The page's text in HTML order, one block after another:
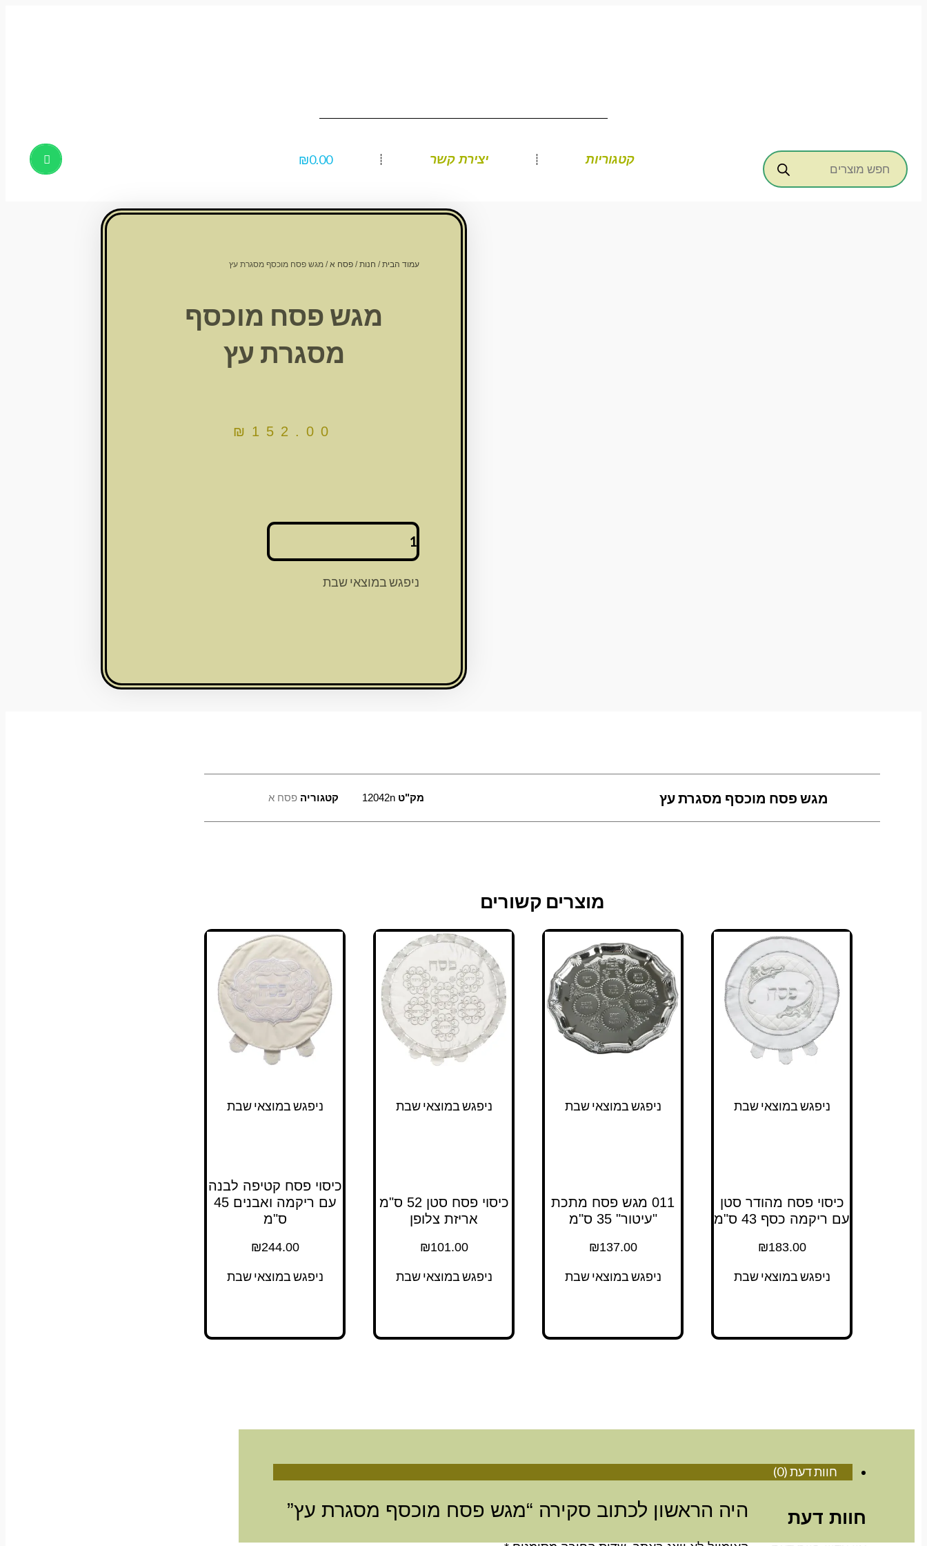
Products
search
קטגוריות יצירת קשר ₪0.00
עמוד הבית/ חנות/ פסח א/ מגש פסח מוכסף מסגרת עץ
מגש פסח מוכסף
מסגרת עץ
₪ 152.00
כמות
של
מגש
פסח
ניפגש במוצאי שבת
מגש פסח מוכסף מסגרת עץ מק"ט 12042n קטגוריה פסח א
מוצרים קשורים
ניפגש במוצאי שבת
כיסוי פסח מהודר סטן
עם ריקמה כסף 43 ס"מ
₪183.00
ניפגש במוצאי שבת
ניפגש במוצאי שבת
011 מגש פסח מתכת
"עיטור" 35 ס"מ
₪137.00
ניפגש במוצאי שבת
ניפגש במוצאי שבת
כיסוי פסח סטן 52 ס"מ
אריזת צלופן
₪101.00
ניפגש במוצאי שבת
ניפגש במוצאי שבת
כיסוי פסח קטיפה לבנה
עם ריקמה ואבנים 45
ס"מ
₪244.00
ניפגש במוצאי שבת
חוות דעת (0)
חוות דעת היה הראשון לכתוב סקירה “מגש פסח מוכסף מסגרת עץ”